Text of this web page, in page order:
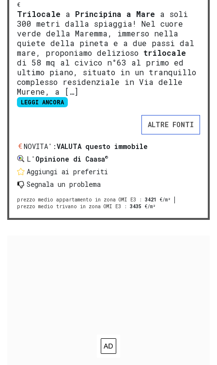
€
Trilocale a Principina a Mare a soli
300 metri dalla spiaggia! Nel cuore
verde della Maremma, immerso nella
quiete della pineta e a due passi dal
mare, proponiamo delizioso trilocale
di 58 mq al civico n°63 al primo ed
ultimo piano, situato in un tranquillo
complesso residenziale in Via delle
Murene, a […]
LEGGI ANCORA
ALTRE FONTI
NOVITA':VALUTA questo immobile
L' Opinione di Caasa®
Aggiungi ai preferiti
Segnala un problema
prezzo medio appartamento in zona OMI E3 : 3421
€/m²
prezzo medio trivano in zona OMI E3 : 3435 €/m²